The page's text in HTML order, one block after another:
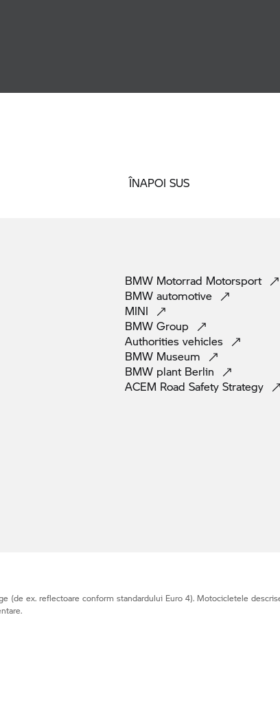
ÎNAPOI SUS
BMW Motorrad Motorsport
BMW automotive
MINI
BMW Group
Authorities vehicles
BMW Museum
BMW plant Berlin
ACEM Road Safety Strategy
(de ex. reflectoare conform standardului Euro 4). Motocicletele